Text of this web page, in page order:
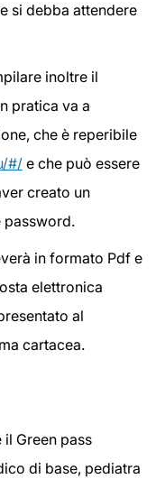
si debba attendere
inoltre il
pratica va a
che è reperibile
#/ e che può essere
creato un
password.
in formato Pdf e
elettronica
al
cartacea.
Green pass
di base, pediatra